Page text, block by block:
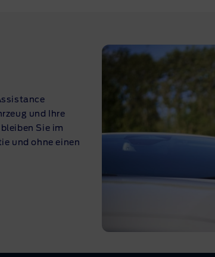
und Ihre
Sie im
und ohne einen